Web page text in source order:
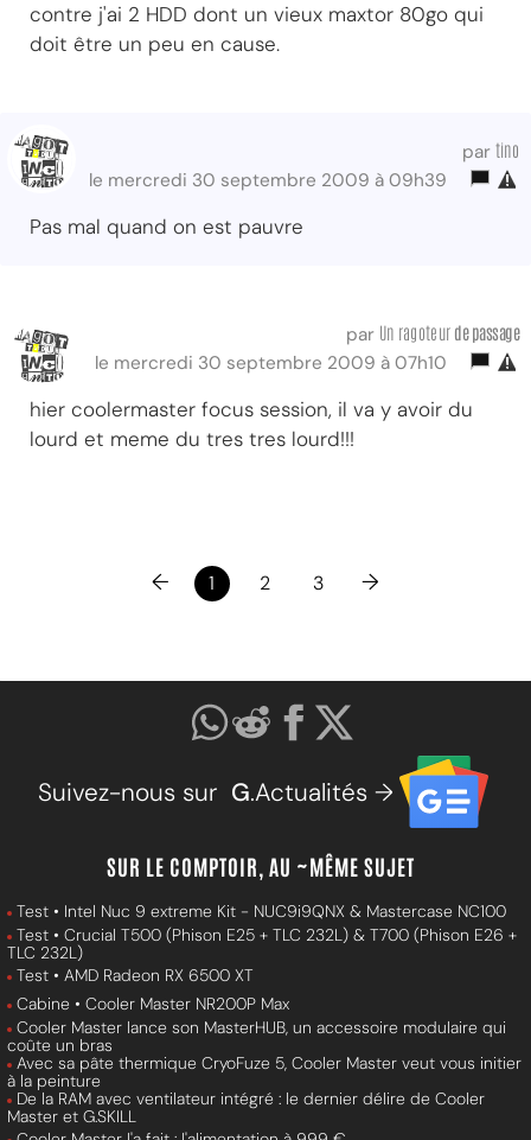
contre j'ai 2 HDD dont un vieux maxtor 80go qui
doit être un peu en cause.
par tino
le mercredi 30 septembre 2009 à 09h39
Pas mal quand on est pauvre
par Un ragoteur de passage
le mercredi 30 septembre 2009 à 07h10
hier coolermaster focus session, il va y avoir du
lourd et meme du tres tres lourd!!!
← 1 2 3 →
Suivez-nous sur G.Actualités →
SUR LE COMPTOIR, AU ~MÊME SUJET
Test • Intel Nuc 9 extreme Kit - NUC9i9QNX & Mastercase NC100
Test • Crucial T500 (Phison E25 + TLC 232L) & T700 (Phison E26 +
TLC 232L)
Test • AMD Radeon RX 6500 XT
Cabine • Cooler Master NR200P Max
Cooler Master lance son MasterHUB, un accessoire modulaire qui
coûte un bras
Avec sa pâte thermique CryoFuze 5, Cooler Master veut vous initier
à la peinture
De la RAM avec ventilateur intégré : le dernier délire de Cooler
Master et G.SKILL